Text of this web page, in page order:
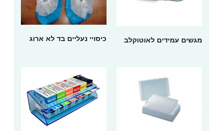
מגשים עמידים לאוטוקלב כיסויי נעליים בד לא ארוג